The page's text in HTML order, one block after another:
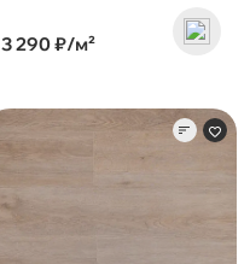
3 290 ₽/м²